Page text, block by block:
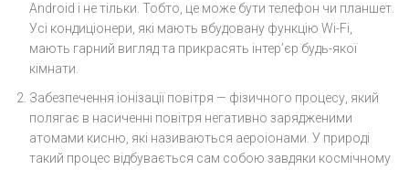
Android і не тільки. Тобто, це може бути телефон чи планшет.
Усі кондиціонери, які мають вбудовану функцію Wi-Fi,
мають гарний вигляд та прикрасять інтер’єр будь-якої
кімнати.
Забезпечення іонізації повітря — фізичного процесу, який
полягає в насиченні повітря негативно зарядженими
атомами кисню, які називаються аероіонами. У природі
такий процес відбувається сам собою завдяки космічному